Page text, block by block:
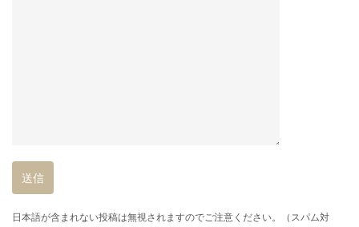
日本語が含まれない投稿は無視されますのでご注意ください。（スパム対